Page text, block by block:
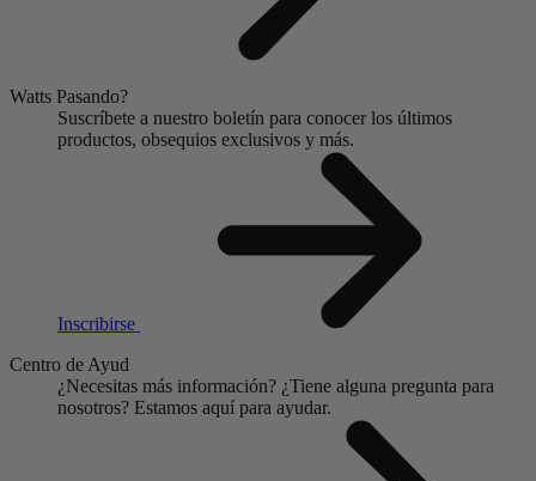
Watts Pasando?
Suscríbete a nuestro boletín para conocer los últimos
productos, obsequios exclusivos y más.
Inscribirse
Centro de Ayud
¿Necesitas más información? ¿Tiene alguna pregunta para
nosotros? Estamos aquí para ayudar.